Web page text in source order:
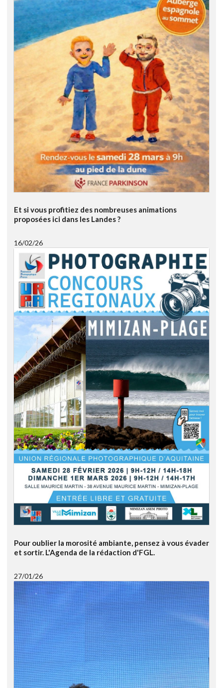
Et si vous profitiez des nombreuses animations
proposées ici dans les Landes ?
16/02/26
Pour oublier la morosité ambiante, pensez à vous évader
et sortir. L'Agenda de la rédaction d'FGL.
27/01/26